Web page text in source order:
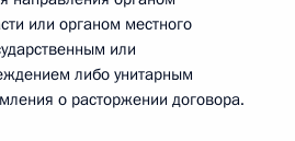
или органом местного
или
либо унитарным
о расторжении договора.